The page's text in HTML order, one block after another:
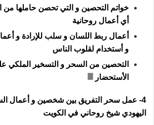
خواتم التحصين و التي تحصن حاملها
أي أعمال روحانية
أعمال ربط اللسان و سلب للإرادة و
و أستخدام لقلوب الناس
التحصين من السحر و التسخير الملكي
الأستحضار
4- عمل سحر التفريق بين شخصين و أعمال
اليهودي شيخ روحاني في الكويت